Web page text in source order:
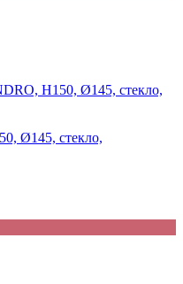
Ø145, стекло,